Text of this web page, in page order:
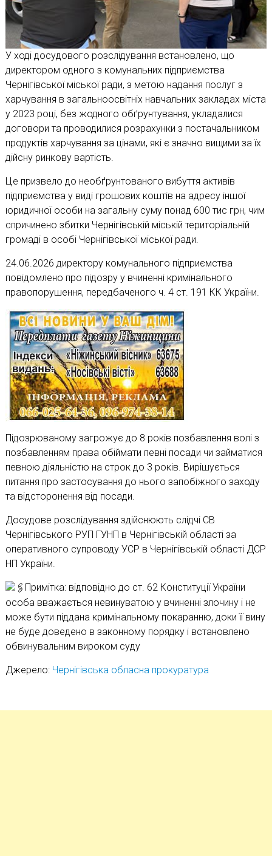
У ході досудового розслідування встановлено, що
директором одного з комунальних підприємства
Чернігівської міської ради, з метою надання послуг з
харчування в загальноосвітніх навчальних закладах міста
у 2023 році, без жодного обґрунтування, укладалися
договори та проводилися розрахунки з постачальником
продуктів харчування за цінами, які є значно вищими за їх
дійсну ринкову вартість.
Це призвело до необґрунтованого вибуття активів
підприємства у виді грошових коштів на адресу іншої
юридичної особи на загальну суму понад 600 тис грн, чим
спричинено збитки Чернігівській міській територіальній
громаді в особі Чернігівської міської ради.
24.06.2026 директору комунального підприємства
повідомлено про підозру у вчиненні кримінального
правопорушення, передбаченого ч. 4 ст. 191 КК України.
Підозрюваному загрожує до 8 років позбавлення волі з
позбавленням права обіймати певні посади чи займатися
певною діяльністю на строк до 3 років. Вирішується
питання про застосування до нього запобіжного заходу
та відсторонення від посади.
Досудове розслідування здійснюють слідчі СВ
Чернігівського РУП ГУНП в Чернігівській області за
оперативного супроводу УСР в Чернігівській області ДСР
НП України.
Примітка: відповідно до ст. 62 Конституції України
особа вважається невинуватою у вчиненні злочину і не
може бути піддана кримінальному покаранню, доки її вину
не буде доведено в законному порядку і встановлено
обвинувальним вироком суду
Джерело: Чернігівська обласна прокуратура